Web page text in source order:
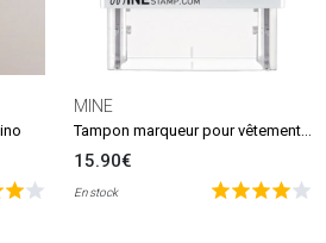
MINE
15.90€
En stock